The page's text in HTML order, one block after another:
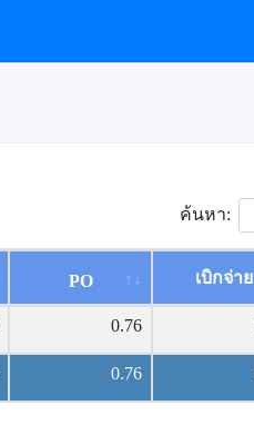
ค้นหา:
PO เบิกจ่าย
0.76
0.76